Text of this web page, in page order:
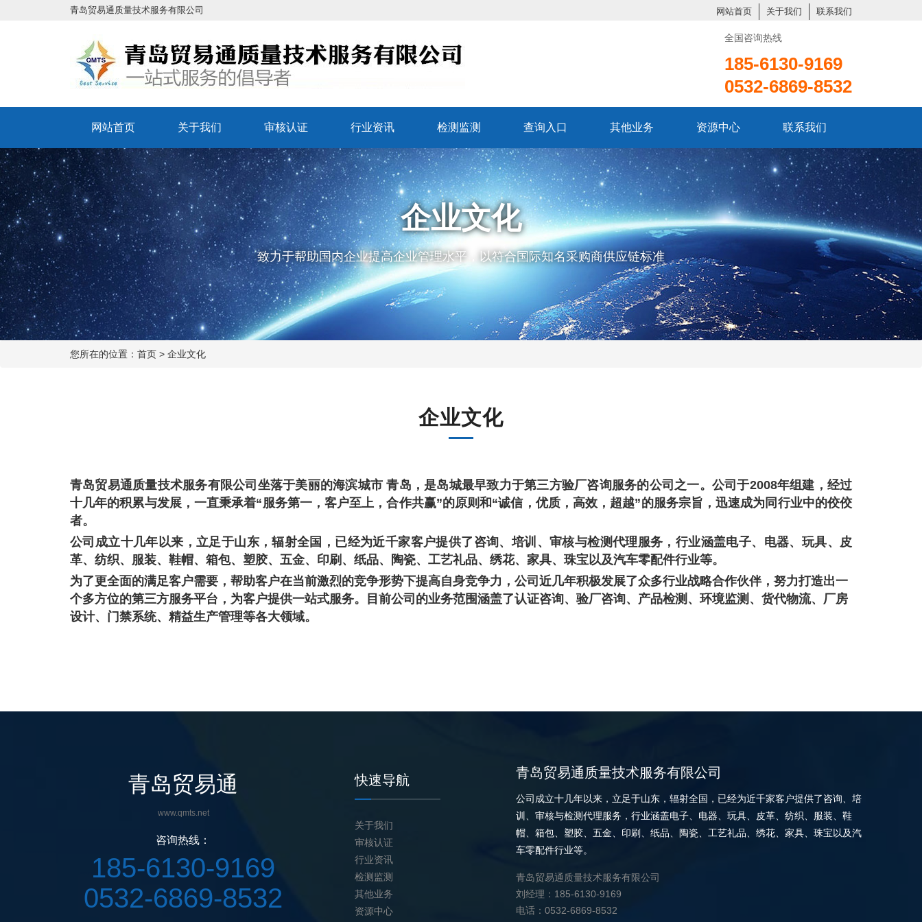
青岛贸易通质量技术服务有限公司 网站首页 关于我们 联系我们
全国咨询热线
185-6130-9169
0532-6869-8532
网站首页 关于我们 审核认证 行业资讯 检测监测 查询入口 其他业务 资源中心 联系我们
企业文化
致力于帮助国内企业提高企业管理水平，以符合国际知名采购商供应链标准
您所在的位置： 首页 > 企业文化
企业文化
青岛贸易通质量技术服务有限公司坐落于美丽的海滨城市 青岛，是岛城最早致力于第三方验厂咨询服务的公司之一。公司于2008年组建，经过
十几年的积累与发展，一直秉承着“服务第一，客户至上，合作共赢”的原则和“诚信，优质，高效，超越”的服务宗旨，迅速成为同行业中的佼佼
者。
公司成立十几年以来，立足于山东，辐射全国，已经为近千家客户提供了咨询、培训、审核与检测代理服务，行业涵盖电子、电器、玩具、皮
革、纺织、服装、鞋帽、箱包、塑胶、五金、印刷、纸品、陶瓷、工艺礼品、绣花、家具、珠宝以及汽车零配件行业等。
为了更全面的满足客户需要，帮助客户在当前激烈的竞争形势下提高自身竞争力，公司近几年积极发展了众多行业战略合作伙伴，努力打造出一
个多方位的第三方服务平台，为客户提供一站式服务。
目前公司的业务范围涵盖了认证咨询、验厂咨询、产品检测、环境监测、货代物流、厂房
设计、门禁系统、 精益生产管理等各大领域。
青岛贸易通
www.qmts.net
咨询热线：
185-6130-9169
0532-6869-8532
快速导航
关于我们
审核认证
行业资讯
检测监测
其他业务
资源中心
青岛贸易通质量技术服务有限公司
公司成立十几年以来，立足于山东，辐射全国，已经为近千家客户提供了咨询、培
训、审核与检测代理服务，行业涵盖电子、电器、玩具、皮革、纺织、服装、鞋
帽、箱包、塑胶、五金、印刷、纸品、陶瓷、工艺礼品、绣花、家具、珠宝以及汽
车零配件行业等。
青岛贸易通质量技术服务有限公司
刘经理：185-6130-9169
电话：0532-6869-8532